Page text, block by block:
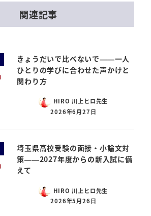
関連記事
きょうだいで比べないで——一人
ひとりの学びに合わせた声かけと
関わり方
HIRO 川上ヒロ先生
2026年6月27日
埼玉県高校受験の面接・小論文対
策——2027年度からの新入試に備
えて
HIRO 川上ヒロ先生
2026年5月26日